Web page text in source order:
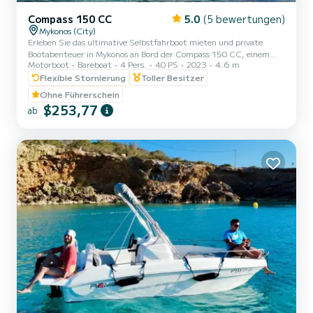
Compass 150 CC 5.0 (5 bewertungen)
Mykonos (City)
Erleben Sie das ultimative Selbstfahrboot mieten und private
Bootabenteuer in Mykonos an Bord der Compass 150 CC, einem
modernen, sicheren und einfach zu handhabenden kleinen Boot
ohne Lizenz. Perfekt für Familienbootstouren, private
Tageskreuzfahrten, romantische Ausflüge und all-inclusive
Selbstfahrabenteuer an der Südküste von Mykonos, Dragonisi,
Rhenia und der Insel Delos. Unser Compass 150 CC ermöglicht es
Motorboot Bareboat 4 Pers. 40 PS 2023
4.6 m
Flexible Stornierung
Toller Besitzer
Ohne Führerschein
ab $253,77